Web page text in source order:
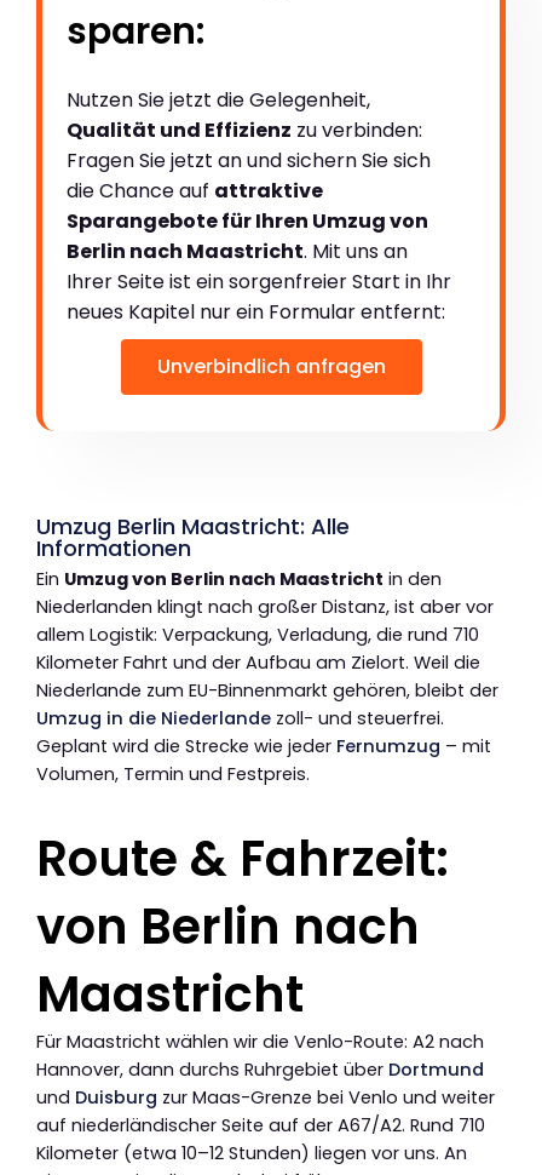
sparen:
Nutzen Sie jetzt die Gelegenheit,
Qualität und Effizienz zu verbinden:
Fragen Sie jetzt an und sichern Sie sich
die Chance auf attraktive
Sparangebote für Ihren Umzug von
Berlin nach Maastricht. Mit uns an
Ihrer Seite ist ein sorgenfreier Start in Ihr
neues Kapitel nur ein Formular entfernt:
Unverbindlich anfragen
Umzug Berlin Maastricht: Alle
Informationen
Ein Umzug von Berlin nach Maastricht in den
Niederlanden klingt nach großer Distanz, ist aber vor
allem Logistik: Verpackung, Verladung, die rund 710
Kilometer Fahrt und der Aufbau am Zielort. Weil die
Niederlande zum EU-Binnenmarkt gehören, bleibt der
Umzug in die Niederlande zoll- und steuerfrei.
Geplant wird die Strecke wie jeder Fernumzug – mit
Volumen, Termin und Festpreis.
Route & Fahrzeit:
von Berlin nach
Maastricht
Für Maastricht wählen wir die Venlo-Route: A2 nach
Hannover, dann durchs Ruhrgebiet über Dortmund
und Duisburg zur Maas-Grenze bei Venlo und weiter
auf niederländischer Seite auf der A67/A2. Rund 710
Kilometer (etwa 10–12 Stunden) liegen vor uns. An